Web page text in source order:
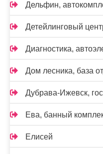
Дельфин,
Детейлинговый
Диагностика,
Дом лесника, база
Дубрава-Ижевск,
Ева, банный
Елисей